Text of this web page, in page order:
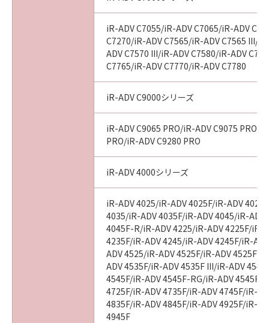
iR-ADV C7055/iR-ADV C7065/iR-ADV
C7270/iR-ADV C7565/iR-ADV C7565 III/
ADV C7570 III/iR-ADV C7580/iR-ADV
C7765/iR-ADV C7770/iR-ADV C7780
iR-ADV C9000シリーズ
iR-ADV C9065 PRO/iR-ADV C9075 PRO/
PRO/iR-ADV C9280 PRO
iR-ADV 4000シリーズ
iR-ADV 4025/iR-ADV 4025F/iR-ADV
4035/iR-ADV 4035F/iR-ADV 4045/iR-ADV
4045F-R/iR-ADV 4225/iR-ADV 4225F/iR-
4235F/iR-ADV 4245/iR-ADV 4245F/iR-
ADV 4525/iR-ADV 4525F/iR-ADV 4525F
ADV 4535F/iR-ADV 4535F III/iR-ADV
4545F/iR-ADV 4545F-RG/iR-ADV 4545F
4725F/iR-ADV 4735F/iR-ADV 4745F/iR-
4835F/iR-ADV 4845F/iR-ADV 4925F/iR-
4945F